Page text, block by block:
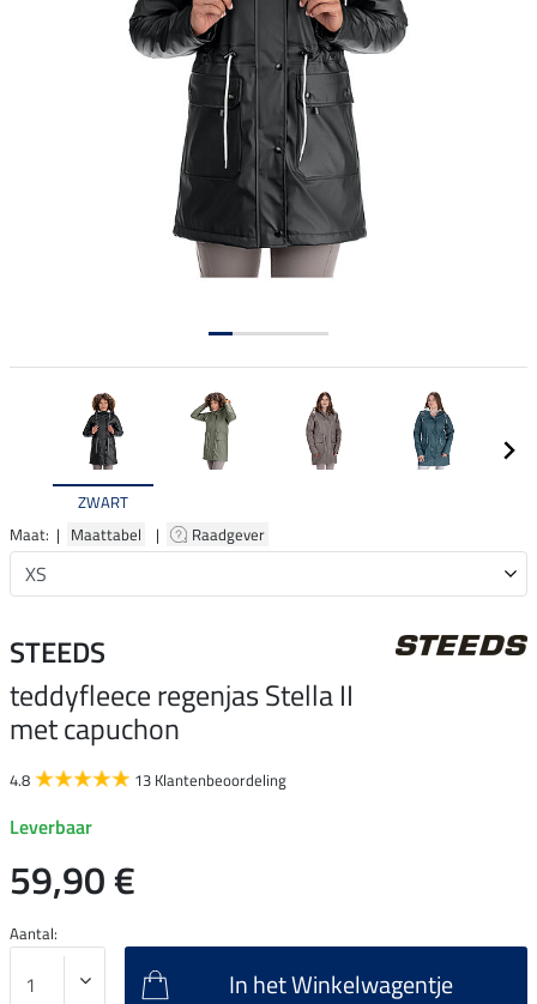
ZWART
Maat: | Maattabel | Raadgever
STEEDS
teddyfleece regenjas Stella II
met capuchon
4.8 13 Klantenbeoordeling
Leverbaar
59,90 €
Aantal:
In het Winkelwagentje